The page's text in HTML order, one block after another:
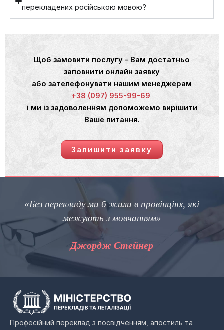
перекладених російською мовою?
Щоб замовити послугу – Вам достатньо
заповнити онлайн заявку
або зателефонувати нашим менеджерам
+38 (097) 955-99-69
і ми із задоволенням допоможемо вирішити
Ваше питання.
Залишити заявку
«Без перекладу ми б жили в провінціях, які
межують з мовчанням»
Джордж Стейнер
Професійний переклад з посвідченням, апостиль та